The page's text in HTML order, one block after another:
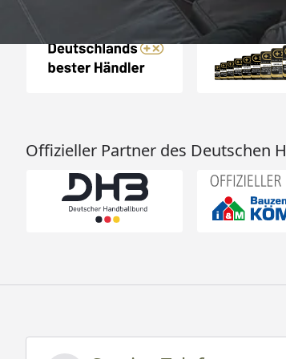
Auszeichnungen
Offizieller Partner des Deutschen